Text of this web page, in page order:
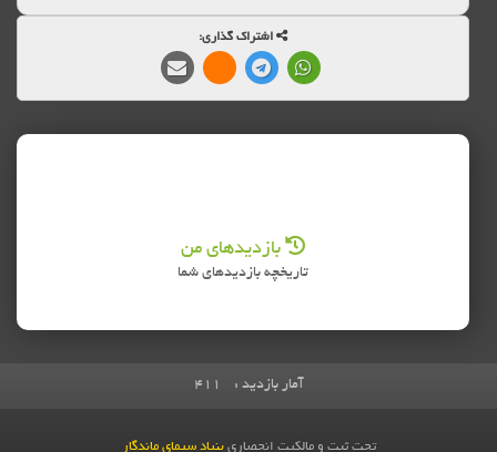
اشتراک گذاری:
بازدیدهای من
تاریخچه بازدیدهای شما
آمار بازدید : 411
تحت ثبت و مالکیت انحصاریبنیاد سیمای ماندگار